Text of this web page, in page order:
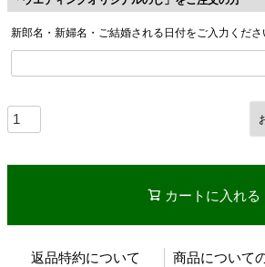
新郎名・新婦名・ご結婚される日付をご入力くださ
カートに入れる
返品特約について 商品について